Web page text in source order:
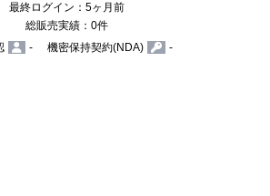
最終ログイン：5ヶ月前
総販売実績：0件
- 機密保持契約(NDA) -